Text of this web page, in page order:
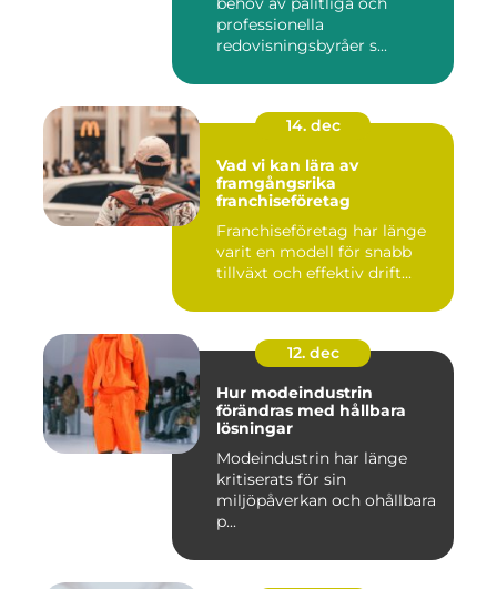
professionella
redovisningsbyråer s...
14. dec
Vad vi kan lära av
framgångsrika
franchiseföretag
Franchiseföretag har länge
varit en modell för snabb
tillväxt och effektiv drift...
12. dec
Hur modeindustrin
förändras med hållbara
lösningar
Modeindustrin har länge
kritiserats för sin
miljöpåverkan och ohållbara
p...